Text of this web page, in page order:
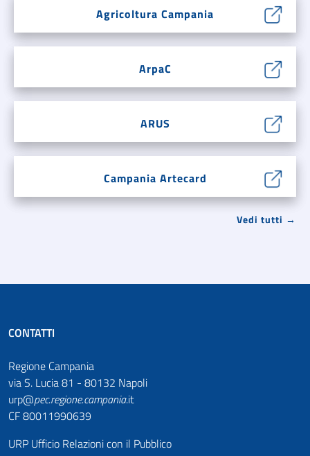
Agricoltura Campania
ArpaC
ARUS
Campania Artecard
Vedi tutti →
CONTATTI
Regione Campania
via S. Lucia 81 - 80132 Napoli
urp@pec.regione.campania.it
CF 80011990639
URP Ufficio Relazioni con il Pubblico